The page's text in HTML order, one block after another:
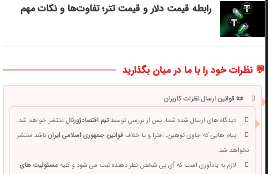
رابطه قیمت دلار و قیمت تتر؛ تفاوت‌ها و نکات مهم
💬 نظرات خود را با ما در میان بگذارید
📜 قوانین ارسال نظرات کاربران
دیدگاه های ارسال شده شما، پس از بررسی توسطتیم اقتصادژورنالمنتشر خواهد شد.
پیام هایی که حاوی توهین، افترا و یا خلافقوانین جمهوری اسلامی ایرانباشد منتشر
نخواهد شد.
لازم به یادآوری است که آی پی شخص نظر دهنده ثبت می شود و کلیهمسئولیت های